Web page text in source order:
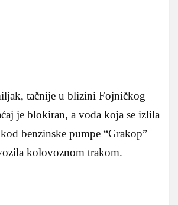
tačnije u blizini Fojničkog
je blokiran, a voda koja se izlila
benzinske pumpe “Grakop”
kolovoznom trakom.